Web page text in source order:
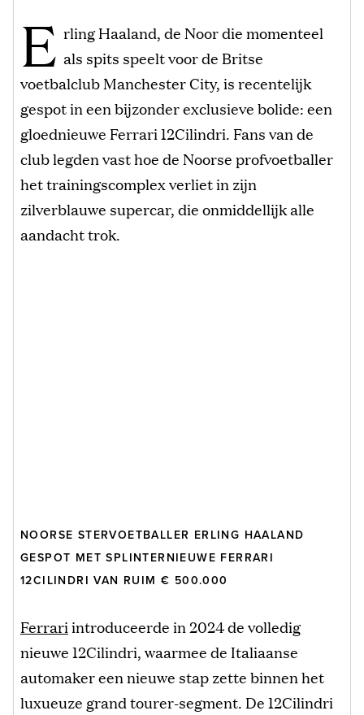
E rling Haaland, de Noor die momenteel
als spits speelt voor de Britse
voetbalclub Manchester City, is recentelijk
gespot in een bijzonder exclusieve bolide: een
gloednieuwe Ferrari 12Cilindri. Fans van de
club legden vast hoe de Noorse profvoetballer
het trainingscomplex verliet in zijn
zilverblauwe supercar, die onmiddellijk alle
aandacht trok.
NOORSE STERVOETBALLER ERLING HAALAND
GESPOT MET SPLINTERNIEUWE FERRARI
12CILINDRI VAN RUIM € 500.000
Ferrariintroduceerde in 2024 de volledig
nieuwe 12Cilindri, waarmee de Italiaanse
automaker een nieuwe stap zette binnen het
luxueuze grand tourer-segment. De 12Cilindri